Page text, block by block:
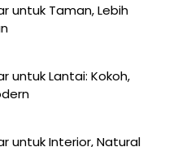
untuk Taman, Lebih
untuk Lantai: Kokoh,
untuk Interior, Natural